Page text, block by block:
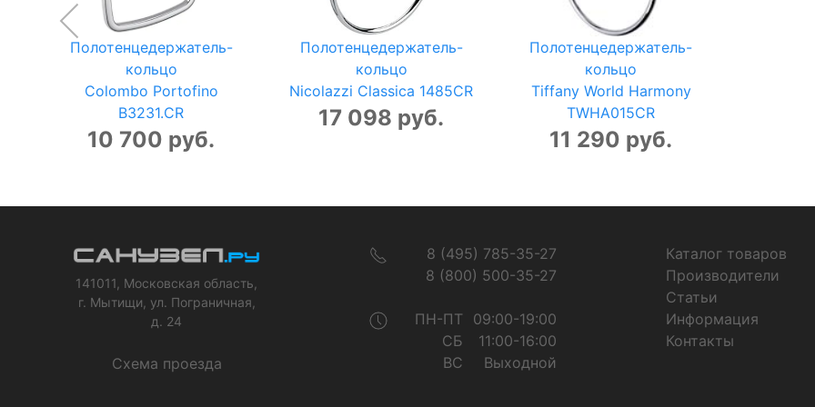
Полотенцедержатель-
кольцо
Colombo Portofino
B3231.CR
10 700 руб.
Полотенцедержатель-
кольцо
Nicolazzi Classica 1485CR
17 098 руб.
Полотенцедержатель-
кольцо
Tiffany World Harmony
TWHA015CR
11 290 руб.
141011, Московская область,
г. Мытищи, ул. Пограничная,
д. 24
Схема проезда
8 (495) 785-35-27
8 (800) 500-35-27
ПН-ПТ
09:00-19:00
СБ
11:00-16:00
ВС
Выходной
Каталог товаров
Производители
Статьи
Информация
Контакты